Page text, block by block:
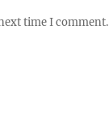
time I comment.